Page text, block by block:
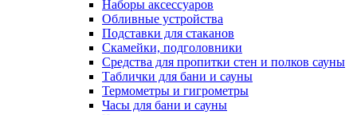
Наборы аксессуаров
Обливные устройства
Подставки для стаканов
Скамейки, подголовники
Средства для пропитки стен и полков сауны
Таблички для бани и сауны
Термометры и гигрометры
Часы для бани и сауны